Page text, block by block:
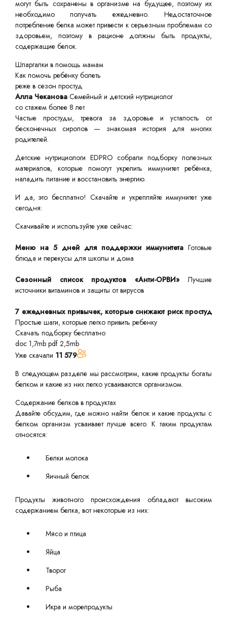
могут быть сохранены в организме на будущее, поэтому их
необходимо получать ежедневно. Недостаточное
потребление белка может привести к серьезным проблемам со
здоровьем, поэтому в рационе должны быть продукты,
содержащие белок.
Шпаргалки в помощь мамам
Как помочь ребёнку болеть
реже в сезон простуд
Алла Чеканова Семейный и детский нутрициолог
со стажем более 8 лет
Частые простуды, тревога за здоровье и усталость от
бесконечных сиропов — знакомая история для многих
родителей.
Детские нутрициологи EDPRO собрали подборку полезных
материалов, которые помогут укрепить иммунитет ребёнка,
наладить питание и восстановить энергию.
И да, это бесплатно! Скачайте и укрепляйте иммунитет уже
сегодня:
Скачивайте и используйте уже сейчас:
Меню на 5 дней для поддержки иммунитета Готовые
блюда и перекусы для школы и дома
Сезонный список продуктов «Анти-ОРВИ»
Лучшие
источники витаминов и защиты от вирусов
7 ежедневных привычек, которые снижают риск простуд
Простые шаги, которые легко привить ребенку
Скачать подборку бесплатно
doc 1,7mb pdf 2,5mb
Уже скачали 11 579
В следующем разделе мы рассмотрим, какие продукты богаты
белком и какие из них легко усваиваются организмом.
Содержание белков в продуктах
Давайте обсудим, где можно найти белок и какие продукты с
белком организм усваивает лучше всего. К таким продуктам
относятся:
Белки молока
Яичный белок
Продукты животного происхождения обладают высоким
содержанием белка, вот некоторые из них:
Мясо и птица
Яйца
Творог
Рыба
Икра и морепродукты